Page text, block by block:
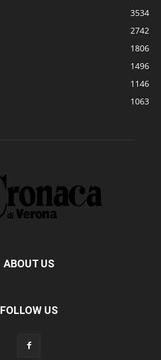
3534
2742
1806
1496
1146
1063
ABOUT US
FOLLOW US